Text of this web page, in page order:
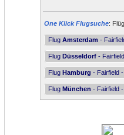
One Klick Flugsuche:
Flug Amsterdam -
Flug Düsseldorf -
Flug Hamburg - Fairfield
Flug München - Fairfield